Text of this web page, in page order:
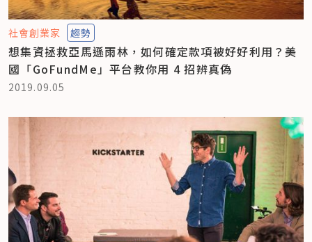
社會創業家 趨勢
想集資拯救亞馬遜雨林，如何確定款項被好好利用？美
國「GoFundMe」平台教你用 4 招辨真偽
2019.09.05